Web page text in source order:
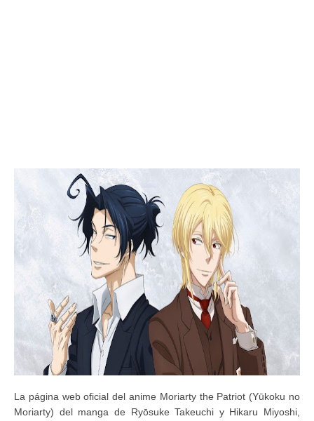
La página web oficial del anime Moriarty the Patriot (Yūkoku no
Moriarty) del manga de Ryōsuke Takeuchi y Hikaru Miyoshi,